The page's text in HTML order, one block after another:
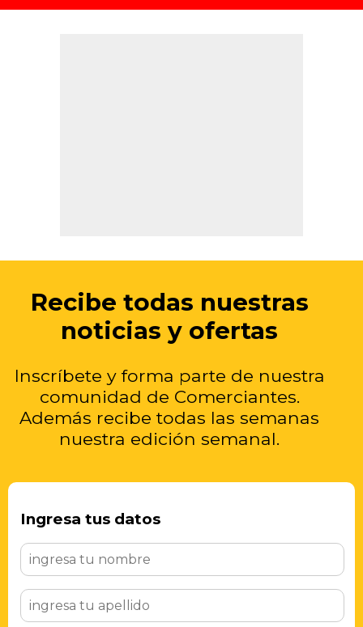
Recibe todas nuestras
noticias y ofertas
Inscríbete y forma parte de nuestra
comunidad de Comerciantes.
Además recibe todas las semanas
nuestra edición semanal.
Ingresa tus datos